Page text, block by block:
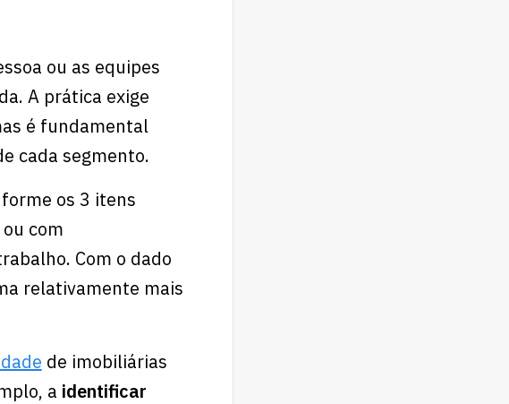
ou as equipes
A prática exige
é fundamental
cada segmento.
os 3 itens
com
Com o dado
relativamente mais
de imobiliárias
a identificar